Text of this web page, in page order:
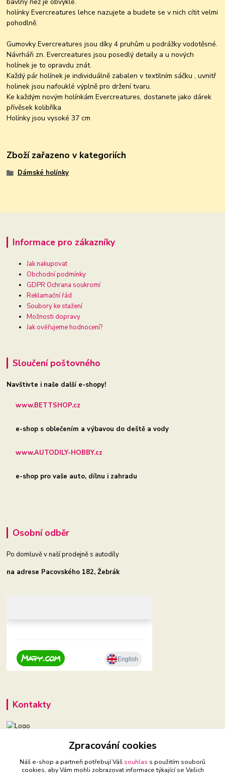
holínky Evercreatures lehce nazujete a budete se v nich cítit velmi
pohodlně.
Gumovky Evercreatures jsou díky 4 pruhům u podrážky vodotěsné.
Návrháři zn. Evercreatures jsou posedlý detaily a u nových
holínek je to opravdu znát.
Každý pár holínek je individuálně zabalen v textilním sáčku , uvnitř
holinek jsou nafouklé výplně pro držení tvaru.
Ke každým novým holínkám Evercreatures, dostanete jako dárek
přívěsek kolibříka
Holínky jsou vysoké 37 cm
Zboží zařazeno v kategoriích
Dámské holínky
Informace pro zákazníky
Jak nakupovat
Obchodní podmínky
GDPR Ochrana soukromí
Reklamační řád
Soubory ke stažení
Možnosti dopravy
Jak ověřujeme hodnocení?
Sloučení poštovného
Navštivte i naše další e-shopy!
www.BETTSHOP.cz
e-shop s oblečením a výbavou do deště a vody
www.AUTODILY-HOBBY.cz
e-shop pro vaše auto, dílnu i zahradu
Osobní odběr
Po domluvě v naší prodejně s autodíly
na adrese Pacovského 182, Žebrák
Kontakty
+420 604 921 321Zpracování cookies
Náš e-shop a partneři potřebují Váš souhlas s použitím souborů
cookies, aby Vám mohli zobrazovat informace týkající se Vašich